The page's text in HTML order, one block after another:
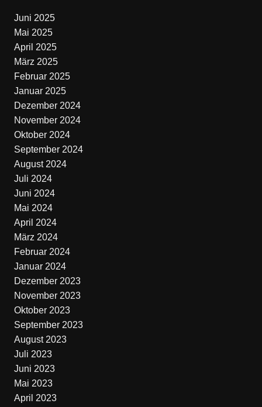
Juni 2025
Mai 2025
April 2025
März 2025
Februar 2025
Januar 2025
Dezember 2024
November 2024
Oktober 2024
September 2024
August 2024
Juli 2024
Juni 2024
Mai 2024
April 2024
März 2024
Februar 2024
Januar 2024
Dezember 2023
November 2023
Oktober 2023
September 2023
August 2023
Juli 2023
Juni 2023
Mai 2023
April 2023